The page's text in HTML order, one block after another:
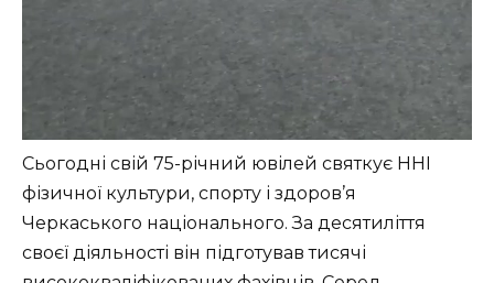
Сьогодні свій 75-річний ювілей святкує ННІ
фізичної культури, спорту і здоров’я
Черкаського національного. За десятиліття
своєї діяльності він підготував тисячі